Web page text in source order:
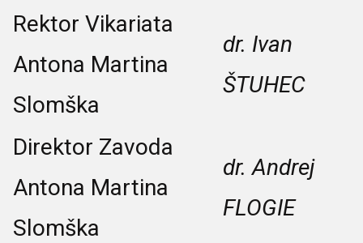
Rektor Vikariata
Antona Martina
Slomška
dr. Ivan
ŠTUHEC
Direktor Zavoda
Antona Martina
Slomška
dr. Andrej
FLOGIE